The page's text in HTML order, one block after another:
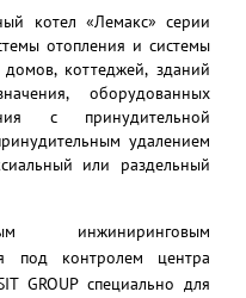
котел «Лемакс» серии
отопления и системы
коттеджей, зданий
оборудованных
с принудительной
удалением
или раздельный
инжиниринговым
под контролем центра
GROUP специально для